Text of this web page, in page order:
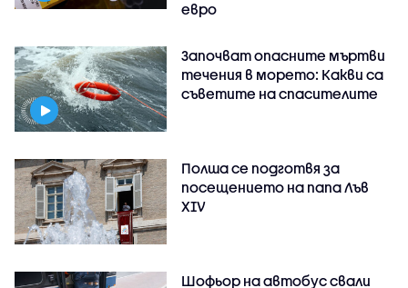
евро
Започват опасните мъртви
течения в морето: Какви са
съветите на спасителите
Полша се подготвя за
посещението на папа Лъв
XIV
Шофьор на автобус свали